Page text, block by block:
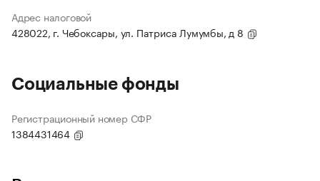
Адрес налоговой
428022, г. Чебоксары, ул. Патриса Лумумбы, д 8
Социальные фонды
Регистрационный номер СФР
1384431464